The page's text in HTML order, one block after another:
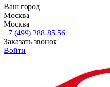
Ваш город
Москва
Москва
+7 (499) 288-85-56
Заказать звонок
Войти